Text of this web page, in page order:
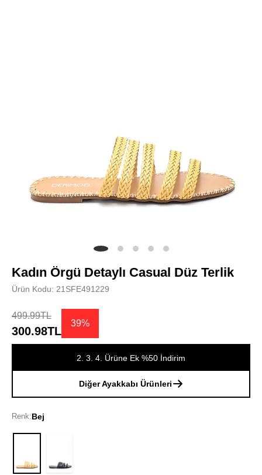
Kadın Örgü Detaylı Casual Düz Terlik
Ürün Kodu: 21SFE491229
499.99TL
300.98TL
39%
2. 3. 4. Ürüne Ek %50 İndirim
Diğer Ayakkabı Ürünleri
Renk:Bej
Bej